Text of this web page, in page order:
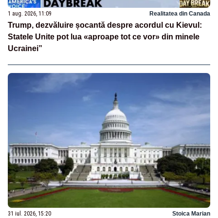
1 aug. 2026, 11:09 Realitatea din Canada
Trump, dezvăluire șocantă despre acordul cu Kievul:
Statele Unite pot lua «aproape tot ce vor» din minele
Ucrainei”
31 iul. 2026, 15:20 Stoica Marian